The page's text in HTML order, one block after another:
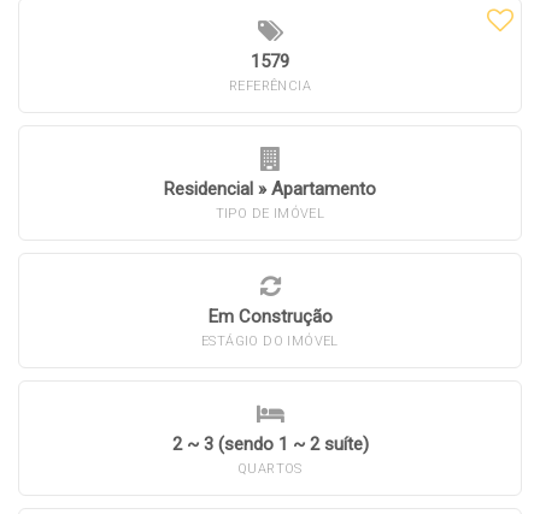
1579
REFERÊNCIA
Residencial » Apartamento
TIPO DE IMÓVEL
Em Construção
ESTÁGIO DO IMÓVEL
2 ~ 3 (sendo 1 ~ 2 suíte)
QUARTOS